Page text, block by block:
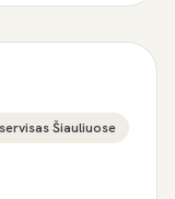
Šiauliuose